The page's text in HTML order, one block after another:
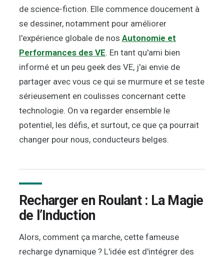
de science-fiction. Elle commence doucement à
se dessiner, notamment pour améliorer
l'expérience globale de nos Autonomie et
Performances des VE. En tant qu'ami bien
informé et un peu geek des VE, j'ai envie de
partager avec vous ce qui se murmure et se teste
sérieusement en coulisses concernant cette
technologie. On va regarder ensemble le
potentiel, les défis, et surtout, ce que ça pourrait
changer pour nous, conducteurs belges.
Recharger en Roulant : La Magie
de l’Induction
Alors, comment ça marche, cette fameuse
recharge dynamique ? L'idée est d'intégrer des